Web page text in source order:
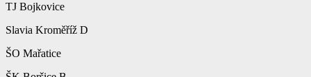
TJ Bojkovice
Slavia Kroměříž D
ŠO Mařatice